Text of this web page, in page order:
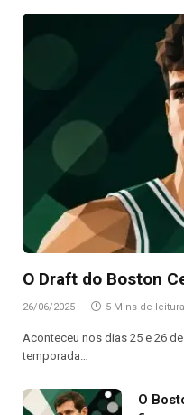
O Draft do Boston
26/06/2025 5 Mins de leitura
Aconteceu nos dias 25 e 26
temporada…
O